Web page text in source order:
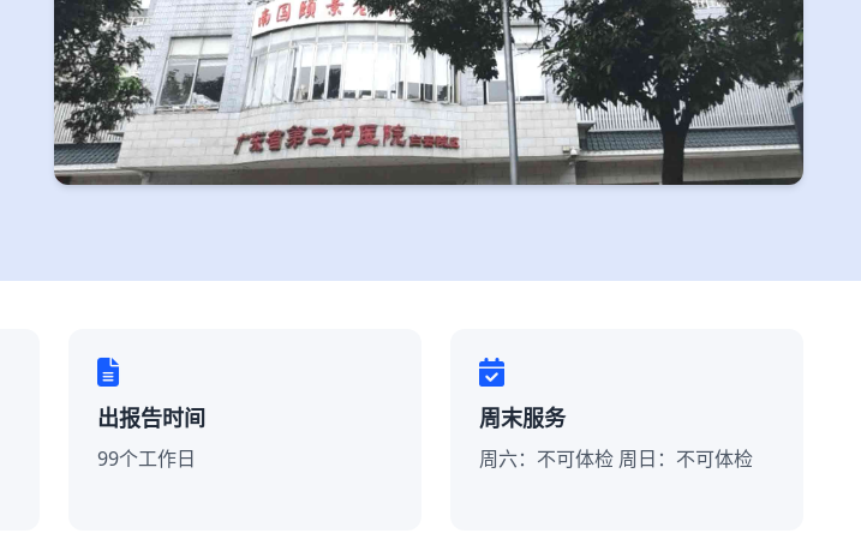
出报告时间
99个工作日
周末服务
周六：不可体检 周日：不可体检